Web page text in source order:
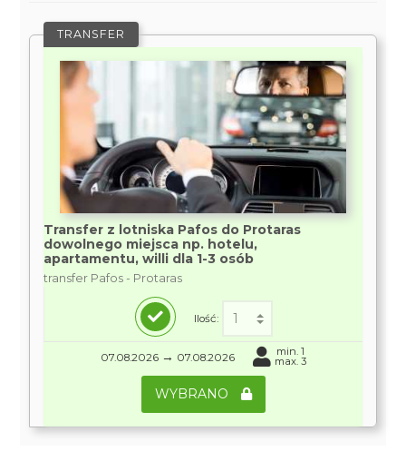
TRANSFER
Transfer z lotniska Pafos do Protaras
dowolnego miejsca np. hotelu,
apartamentu, willi dla 1-3 osób
transfer Pafos - Protaras
Ilość:
07.08.2026 → 07.08.2026 min. 1
max. 3
WYBRANO